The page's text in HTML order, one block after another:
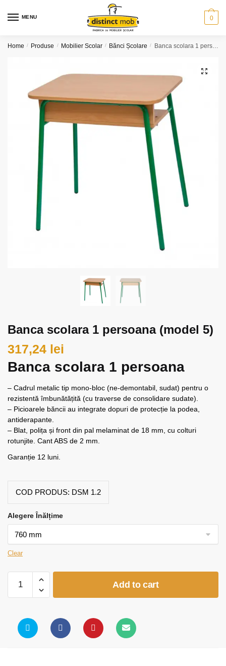
MENU 0
Home / Produse / Mobilier Scolar / Bănci Școlare / Banca scolara 1 persoana (model 5)
🔍
Banca scolara 1 persoana (model 5)
317,24 lei
Banca scolara 1 persoana
– Cadrul metalic tip mono-bloc (ne-demontabil, sudat) pentru o
rezistentă îmbunătățită (cu traverse de consolidare sudate).
– Picioarele băncii au integrate dopuri de protecție la podea,
antiderapante.
– Blat, polița și front din pal melaminat de 18 mm, cu colturi
rotunjite. Cant ABS de 2 mm.
Garanție 12 luni.
COD PRODUS: DSM 1.2
Alegere Înălțime
Clear
scolara
(model
Add to cart